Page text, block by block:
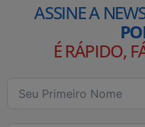
ASSINE A
É RÁPIDO,